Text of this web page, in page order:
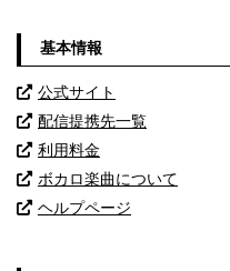
基本情報
公式サイト
配信提携先一覧
利用料金
ボカロ楽曲について
ヘルプページ